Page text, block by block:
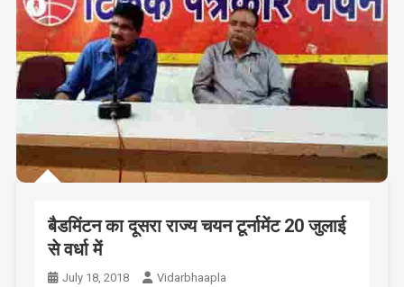
बैडमिंटन का दूसरा राज्य चयन टूर्नामेंट 20 जुलाई
से वर्धा में
July 18, 2018
Vidarbhaapla